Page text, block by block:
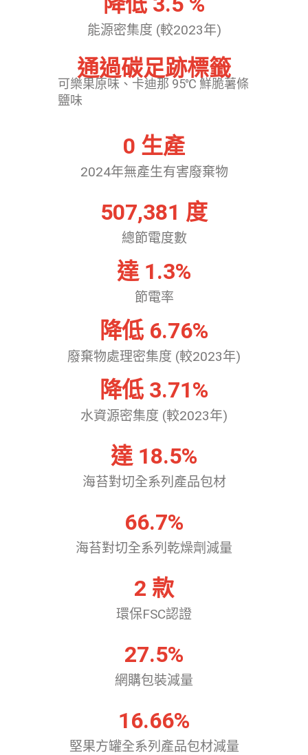
能源密集度 (較2023年)
通過碳足跡標籤
可樂果原味、卡迪那 95℃ 鮮脆薯條
鹽味
2024年無產生有害廢棄物
0 生產
總節電度數
507,381 度
節電率
達 1.3%
廢棄物處理密集度 (較2023年)
降低 6.76%
水資源密集度 (較2023年)
降低 3.71%
海苔對切全系列產品包材
達 18.5%
海苔對切全系列乾燥劑減量
66.7%
環保FSC認證
2 款
網購包裝減量
27.5%
堅果方罐全系列產品包材減量
16.66%